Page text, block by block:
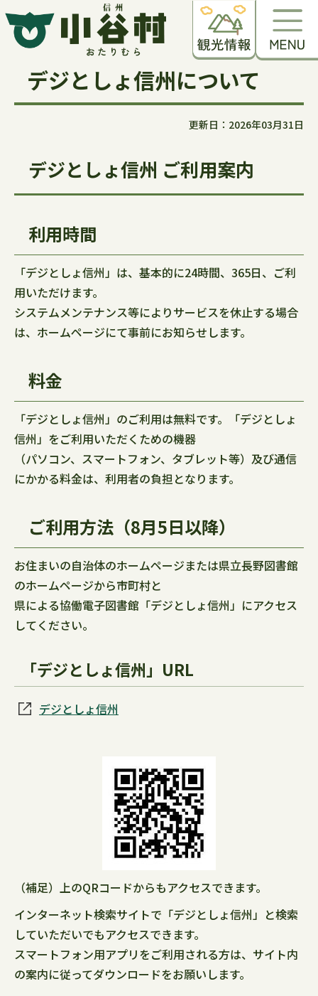
デジとしょ信州について
更新日：2026年03月31日
デジとしょ信州 ご利用案内
利用時間
「デジとしょ信州」は、基本的に24時間、365日、ご利
用いただけます。
システムメンテナンス等によりサービスを休止する場合
は、ホームページにて事前にお知らせします。
料金
「デジとしょ信州」のご利用は無料です。「デジとしょ
信州」をご利用いただくための機器
（パソコン、スマートフォン、タブレット等）及び通信
にかかる料金は、利用者の負担となります。
ご利用方法（8月5日以降）
お住まいの自治体のホームページまたは県立長野図書館
のホームページから市町村と
県による協働電子図書館「デジとしょ信州」にアクセス
してください。
「デジとしょ信州」URL
デジとしょ信州
（補足）上のQRコードからもアクセスできます。
インターネット検索サイトで「デジとしょ信州」と検索
していただいでもアクセスできます。
スマートフォン用アプリをご利用される方は、サイト内
の案内に従ってダウンロードをお願いします。